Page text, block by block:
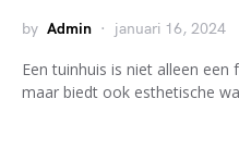
by Admin januari 16, 2024
Een tuinhuis is niet alleen
maar biedt ook esthetische